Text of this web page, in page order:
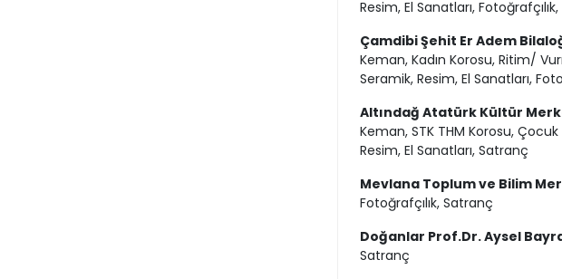
Resim, El Sanatları,
Çamdibi Şehit Er Adem
Keman, Kadın Korosu, Ritim/
Seramik, Resim, El Sanatları,
Altındağ Atatürk Kültür
Keman, STK THM Korosu,
Resim, El Sanatları, Satranç
Mevlana Toplum ve Bilim
Fotoğrafçılık, Satranç
Doğanlar Prof.Dr. Aysel
Satranç